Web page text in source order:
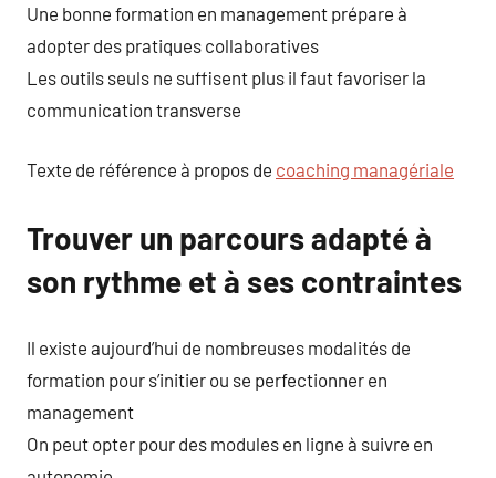
Une bonne formation en management prépare à
adopter des pratiques collaboratives
Les outils seuls ne suffisent plus il faut favoriser la
communication transverse
Texte de référence à propos de coaching managériale
Trouver un parcours adapté à
son rythme et à ses contraintes
Il existe aujourd’hui de nombreuses modalités de
formation pour s’initier ou se perfectionner en
management
On peut opter pour des modules en ligne à suivre en